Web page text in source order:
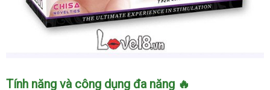
Âm
Tính năng và công dụng đa năng 🔥